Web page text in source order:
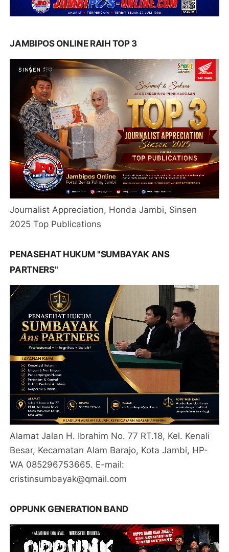
JAMBIPOS ONLINE RAIH TOP 3
Journalist Appreciation, Honda Jambi, Sinsen
2025 Top Publications
PENASEHAT HUKUM "SUMBAYAK ANS
PARTNERS"
Alamat Jalan H. Ibrahim No. 77 RT.18, Kel. Kenali
Besar, Kecamatan Alam Barajo, Kota Jambi, HP-
WA 085296753665. E-mail:
cristinsumbayak@qmail.com
OPPUNK GENERATION BAND